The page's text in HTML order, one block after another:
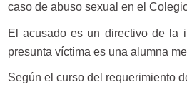
caso de abuso sexual en el
El acusado es un directivo de la
presunta víctima es una alumna
Según el curso del requerimiento